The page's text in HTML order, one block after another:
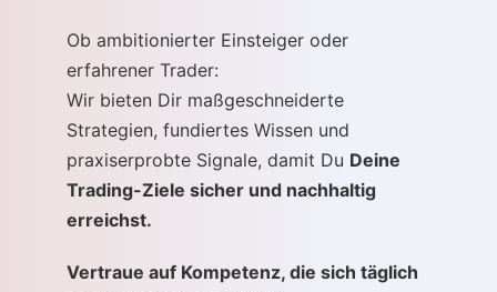
Ob ambitionierter Einsteiger oder
erfahrener Trader:
Wir bieten Dir maßgeschneiderte
Strategien, fundiertes Wissen und
praxiserprobte Signale, damit Du Deine
Trading-Ziele sicher und nachhaltig
erreichst.
Vertraue auf Kompetenz, die sich täglich